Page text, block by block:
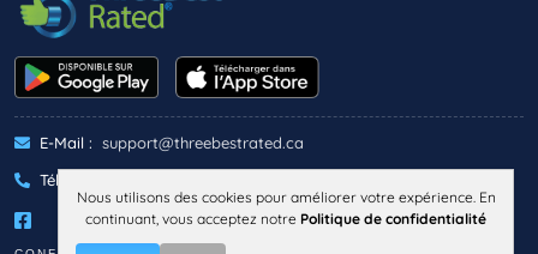
E-Mail : support@threebestrated.ca
Téléphone :
Nous utilisons des cookies pour améliorer votre expérience. En
continuant, vous acceptez notre Politique de confidentialité